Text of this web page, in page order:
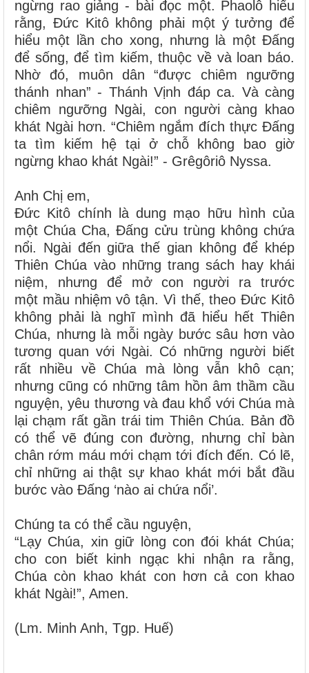
ngừng rao giảng - bài đọc một. Phaolô hiểu
rằng, Đức Kitô không phải một ý tưởng để
hiểu một lần cho xong, nhưng là một Đấng
để sống, để tìm kiếm, thuộc về và loan báo.
Nhờ đó, muôn dân “được chiêm ngưỡng
thánh nhan” - Thánh Vịnh đáp ca. Và càng
chiêm ngưỡng Ngài, con người càng khao
khát Ngài hơn. “Chiêm ngắm đích thực Đấng
ta tìm kiếm hệ tại ở chỗ không bao giờ
ngừng khao khát Ngài!” - Grêgôriô Nyssa.
Anh Chị em,
Đức Kitô chính là dung mạo hữu hình của
một Chúa Cha, Đấng cửu trùng không chứa
nổi. Ngài đến giữa thế gian không để khép
Thiên Chúa vào những trang sách hay khái
niệm, nhưng để mở con người ra trước
một mầu nhiệm vô tận. Vì thế, theo Đức Kitô
không phải là nghĩ mình đã hiểu hết Thiên
Chúa, nhưng là mỗi ngày bước sâu hơn vào
tương quan với Ngài. Có những người biết
rất nhiều về Chúa mà lòng vẫn khô cạn;
nhưng cũng có những tâm hồn âm thầm cầu
nguyện, yêu thương và đau khổ với Chúa mà
lại chạm rất gần trái tim Thiên Chúa. Bản đồ
có thể vẽ đúng con đường, nhưng chỉ bàn
chân rớm máu mới chạm tới đích đến. Có lẽ,
chỉ những ai thật sự khao khát mới bắt đầu
bước vào Đấng ‘nào ai chứa nổi’.
Chúng ta có thể cầu nguyện,
“Lạy Chúa, xin giữ lòng con đói khát Chúa;
cho con biết kinh ngạc khi nhận ra rằng,
Chúa còn khao khát con hơn cả con khao
khát Ngài!”, Amen.
(Lm. Minh Anh, Tgp. Huế)